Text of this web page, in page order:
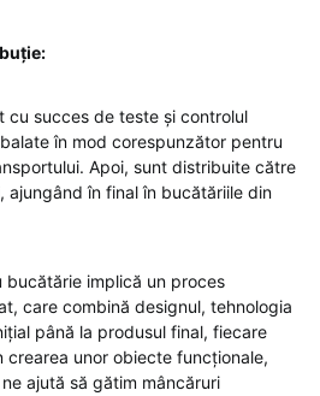
cu succes de teste și controlul
în mod corespunzător pentru
Apoi, sunt distribuite către
ajungând în final în bucătăriile din
bucătărie implică un proces
care combină designul, tehnologia
până la produsul final, fiecare
crearea unor obiecte funcționale,
ajută să gătim mâncăruri